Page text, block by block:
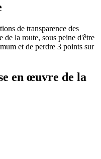
de transparence des
la route, sous peine d'être
et de perdre 3 points sur
en œuvre de la